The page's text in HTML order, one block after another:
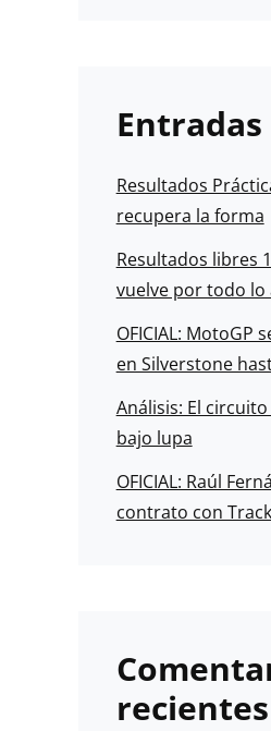
Resultados
recupera la forma
Resultados libres
vuelve por todo lo
OFICIAL: MotoGP
en Silverstone
Análisis: El
bajo lupa
OFICIAL: Raúl
contrato con
recientes